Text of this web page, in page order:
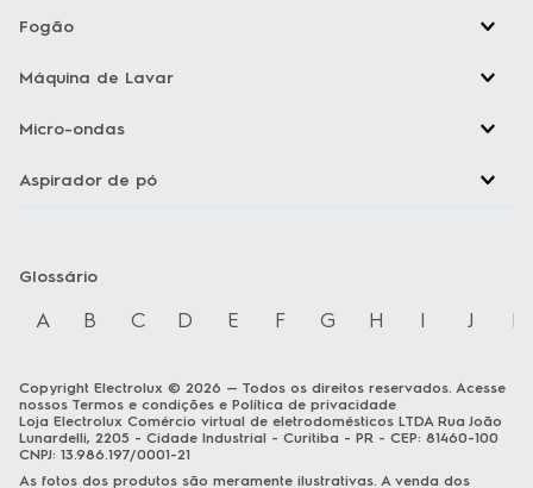
Fogão
Máquina de Lavar
Micro-ondas
Aspirador de pó
Glossário
A B C D E F G H I J K
Copyright Electrolux © 2026 — Todos os direitos reservados. Acesse
nossos Termos e condições e Política de privacidade
Loja Electrolux Comércio virtual de eletrodomésticos LTDA Rua João
Lunardelli, 2205 - Cidade Industrial - Curitiba - PR - CEP: 81460-100
CNPJ: 13.986.197/0001-21
As fotos dos produtos são meramente ilustrativas. A venda dos